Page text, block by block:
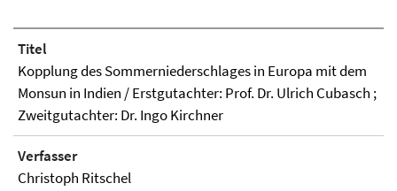
Titel
Kopplung des Sommerniederschlages in Europa mit dem
Monsun in Indien / Erstgutachter: Prof. Dr. Ulrich Cubasch ;
Zweitgutachter: Dr. Ingo Kirchner
Verfasser
Christoph Ritschel